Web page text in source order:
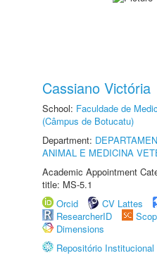
Cassiano Victória
School: Faculdade de
(Câmpus de Botucatu)
Department:
ANIMAL E MEDICINA
Academic Appointment
title: MS-5.1
Orcid
CV Lattes
ResearcherID
Dimensions
Repositório Institucional